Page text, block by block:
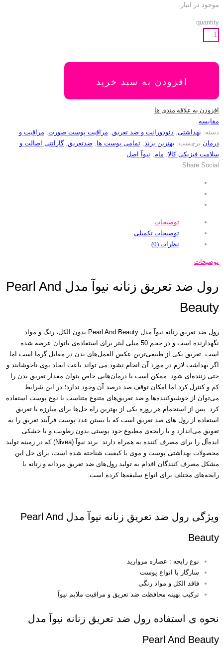
موجود در انبار
quantity
افزودن به سبد خرید
افزودن به علاقه مندی ها
مقایسه
دسته: بهداشتی دئودورانت و ضد تعریق مراقبت پوست صورت مراقبت و
درمان برچسب: بهترین برند تمامی پوست ها ضدتعریق ,گارانتی اصالت و
سلامت فیزیکی کالا مام
نیوآ اصل
Share Social
توضیحات
توضیحات تکمیلی
نظرات (0)
توضیحات
رول ضد تعریق زنانه نیوآ مدل Pearl And
Beauty
رول ضد تعریق زنانه نیوآ مدل Pearl And Beauty بدون الکل، رنگ و مواد
نگهدارنده است و در حجم 50 میلی لیتر برای استفاده‌ی بانوان عرضه شده
است. تعریق یکی از طبیعی‌ترین عکس‌ العمل‌های بدن در مقابل گرما است اما
اگر بهداشت لازم در مورد آن انجام نشود می تواند باعث ایجاد بوی ناخوشایند و
حتی زننده‌ای شود. ممکن است با درمان‌هایی خاص بتوان مقدار تعریق بدن را
کم و کنترل کرد اما امکان توقف صد درصد آن وجود ندارد؛ در این شرایط
می‌توان از خوشبوکننده‌ها و ضد تعریق‌های متنوع متناسب با نوع پوست استفاده
کرد. پس از استحمام هر روزه یکی از بهترین راه حل‌ها برای مبارزه با تعریق
استفاده از رول های ضد تعریق است که با بستن غدد پوست فرآیند تعریق را به
تعویق می‌اندازد و با رایحه‌ی مطبوع خود پوستی بدون رطوبت و با خشکی
اید‌ه‌آل را برای مصرف کننده به همراه دارند. برند نیوآ (Nivea) که در زمینه تولید
محصولات بهداشتی پوست و موی با کیفیت شناخته شده است، برای حل این
مشکل مصرف کنندگان اقدام به تولید رول‌های ضد تعریق مردانه و زنانه با
رایحه‌های مختلف برای انواع سلیقه‌ها کرده است.
ویژگی رول ضد تعریق زنانه نیوآ مدل Pearl And
Beauty
نوع رایحه : عصاره مروارید
سازگار با انواع پوست
فاقد الکل و مواد رنگی
ترکیب بهینه محافظت ضد تعریق و مراقبت ملایم نیوآ
نحوه ی استفاده رول ضد تعریق زنانه نیوآ مدل
Pearl And Beauty